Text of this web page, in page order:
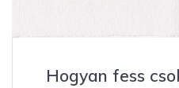
Hogyan fess